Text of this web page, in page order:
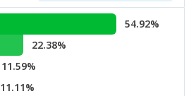
54.92%
22.38%
11.59%
11.11%